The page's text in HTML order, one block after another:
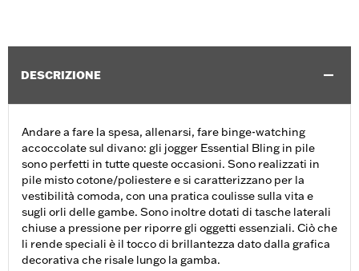
DESCRIZIONE
Andare a fare la spesa, allenarsi, fare binge-watching
accoccolate sul divano: gli jogger Essential Bling in pile
sono perfetti in tutte queste occasioni. Sono realizzati in
pile misto cotone/poliestere e si caratterizzano per la
vestibilità comoda, con una pratica coulisse sulla vita e
sugli orli delle gambe. Sono inoltre dotati di tasche laterali
chiuse a pressione per riporre gli oggetti essenziali. Ciò che
li rende speciali è il tocco di brillantezza dato dalla grafica
decorativa che risale lungo la gamba.